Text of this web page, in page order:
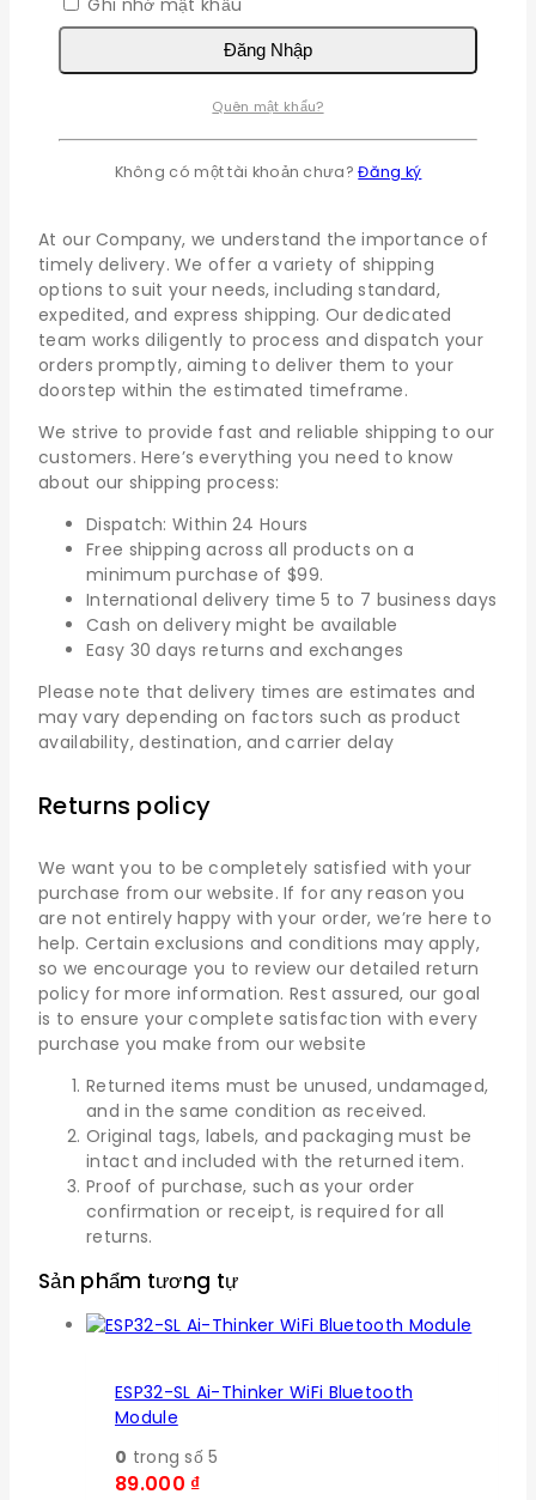
Mật khẩu *
buộc
Đăng Nhập
Shipping policy
At our Company, we understand the importance of
timely delivery. We offer a variety of shipping
options to suit your needs, including standard,
expedited, and express shipping. Our dedicated
team works diligently to process and dispatch your
orders promptly, aiming to deliver them to your
doorstep within the estimated timeframe.
We strive to provide fast and reliable shipping to our
customers. Here’s everything you need to know
about our shipping process:
Dispatch: Within 24 Hours
Free shipping across all products on a
minimum purchase of $99.
International delivery time 5 to 7 business days
Cash on delivery might be available
Easy 30 days returns and exchanges
Please note that delivery times are estimates and
may vary depending on factors such as product
availability, destination, and carrier delay
Returns policy
We want you to be completely satisfied with your
purchase from our website. If for any reason you
are not entirely happy with your order, we’re here to
help. Certain exclusions and conditions may apply,
so we encourage you to review our detailed return
policy for more information. Rest assured, our goal
is to ensure your complete satisfaction with every
purchase you make from our website
Returned items must be unused, undamaged,
and in the same condition as received.
Original tags, labels, and packaging must be
intact and included with the returned item.
Proof of purchase, such as your order
confirmation or receipt, is required for all
returns.
Sản phẩm tương tự
ESP32-SL Ai-Thinker WiFi Bluetooth
Module
0 trong số 5
89.000 ₫
Đăng Nhập
Quên mật khẩu?
Không có một tài khoản chưa?Đăng ký